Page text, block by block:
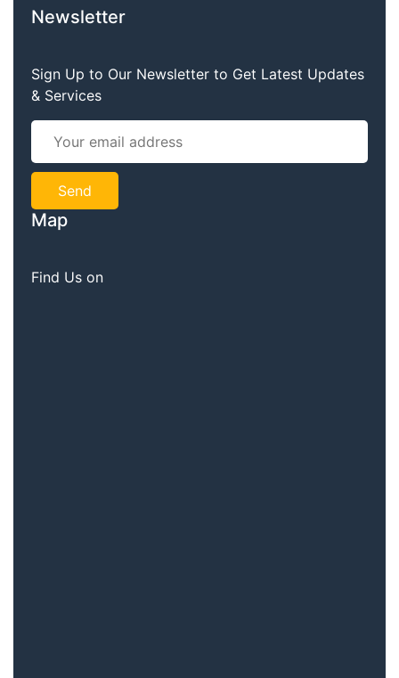
Newsletter
Sign Up to Our Newsletter to Get Latest Updates
& Services
Map
Find Us on